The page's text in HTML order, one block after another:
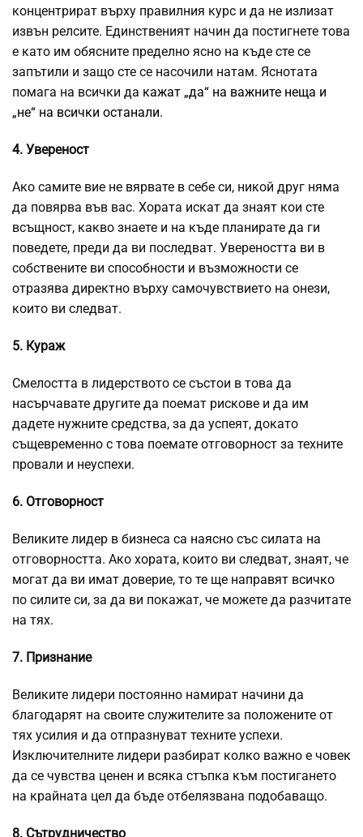
концентрират върху правилния курс и да не излизат
извън релсите. Единственият начин да постигнете това
е като им обясните пределно ясно на къде сте се
запътили и защо сте се насочили натам. Яснотата
помага на всички да кажат „да“ на важните неща и
„не“ на всички останали.
4. Увереност
Ако самите вие не вярвате в себе си, никой друг няма
да повярва във вас. Хората искат да знаят кои сте
всъщност, какво знаете и на къде планирате да ги
поведете, преди да ви последват. Увереността ви в
собствените ви способности и възможности се
отразява директно върху самочувствието на онези,
които ви следват.
5. Кураж
Смелостта в лидерството се състои в това да
насърчавате другите да поемат рискове и да им
дадете нужните средства, за да успеят, докато
същевременно с това поемате отговорност за техните
провали и неуспехи.
6. Отговорност
Великите лидер в бизнеса са наясно със силата на
отговорността. Ако хората, които ви следват, знаят, че
могат да ви имат доверие, то те ще направят всичко
по силите си, за да ви покажат, че можете да разчитате
на тях.
7. Признание
Великите лидери постоянно намират начини да
благодарят на своите служителите за положените от
тях усилия и да отпразнуват техните успехи.
Изключителните лидери разбират колко важно е човек
да се чувства ценен и всяка стъпка към постигането
на крайната цел да бъде отбелязвана подобаващо.
8. Сътрудничество